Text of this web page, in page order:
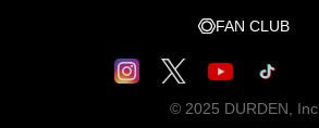
FAN CLUB
© 2025 DURDEN, Inc